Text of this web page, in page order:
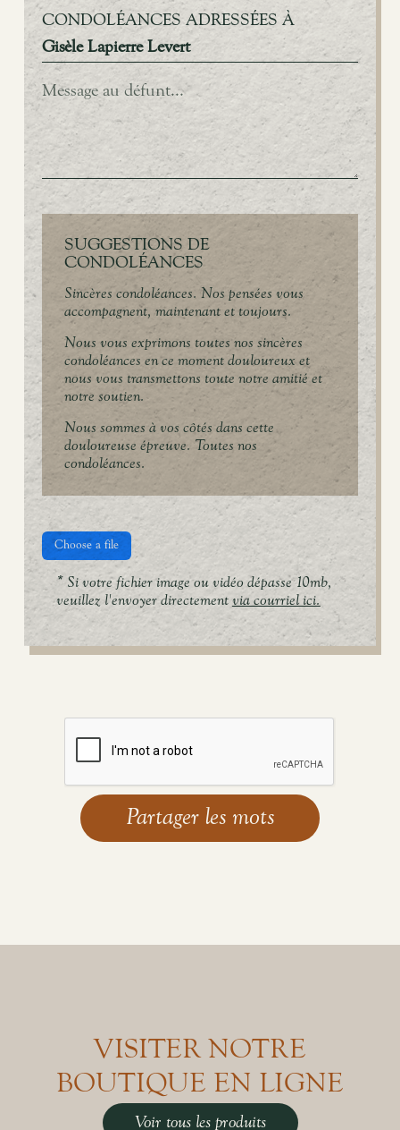
CONDOLÉANCES ADRESSÉES À
Gisèle Lapierre Levert
SUGGESTIONS DE
CONDOLÉANCES
Sincères condoléances. Nos pensées vous
accompagnent, maintenant et toujours.
Nous vous exprimons toutes nos sincères
condoléances en ce moment douloureux et
nous vous transmettons toute notre amitié et
notre soutien.
Nous sommes à vos côtés dans cette
douloureuse épreuve. Toutes nos
condoléances.
Choose a file
* Si votre fichier image ou vidéo dépasse 10mb,
veuillez l'envoyer directement via courriel ici.
VISITER NOTRE
BOUTIQUE EN LIGNE
Voir tous les produits